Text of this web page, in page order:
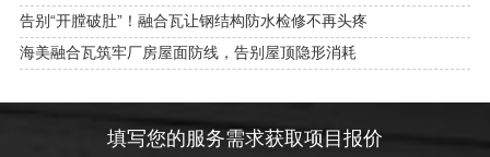
告别“开膛破肚”！融合瓦让钢结构防水检修不再头疼
海美融合瓦筑牢厂房屋面防线，告别屋顶隐形消耗
填写您的服务需求获取项目报价